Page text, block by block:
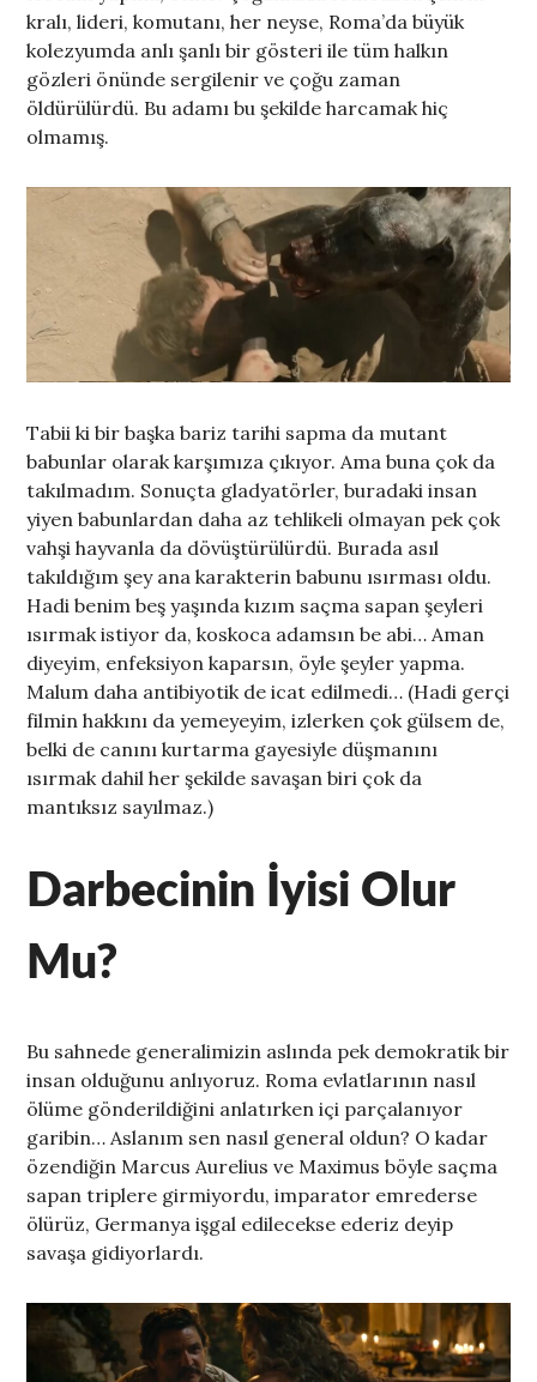
kralı, lideri, komutanı, her neyse, Roma’da büyük
kolezyumda anlı şanlı bir gösteri ile tüm halkın
gözleri önünde sergilenir ve çoğu zaman
öldürülürdü. Bu adamı bu şekilde harcamak hiç
olmamış.
Tabii ki bir başka bariz tarihi sapma da mutant
babunlar olarak karşımıza çıkıyor. Ama buna çok da
takılmadım. Sonuçta gladyatörler, buradaki insan
yiyen babunlardan daha az tehlikeli olmayan pek çok
vahşi hayvanla da dövüştürülürdü. Burada asıl
takıldığım şey ana karakterin babunu ısırması oldu.
Hadi benim beş yaşında kızım saçma sapan şeyleri
ısırmak istiyor da, koskoca adamsın be abi… Aman
diyeyim, enfeksiyon kaparsın, öyle şeyler yapma.
Malum daha antibiyotik de icat edilmedi… (Hadi gerçi
filmin hakkını da yemeyeyim, izlerken çok gülsem de,
belki de canını kurtarma gayesiyle düşmanını
ısırmak dahil her şekilde savaşan biri çok da
mantıksız sayılmaz.)
Darbecinin İyisi Olur
Mu?
Bu sahnede generalimizin aslında pek demokratik bir
insan olduğunu anlıyoruz. Roma evlatlarının nasıl
ölüme gönderildiğini anlatırken içi parçalanıyor
garibin… Aslanım sen nasıl general oldun? O kadar
özendiğin Marcus Aurelius ve Maximus böyle saçma
sapan triplere girmiyordu, imparator emrederse
ölürüz, Germanya işgal edilecekse ederiz deyip
savaşa gidiyorlardı.